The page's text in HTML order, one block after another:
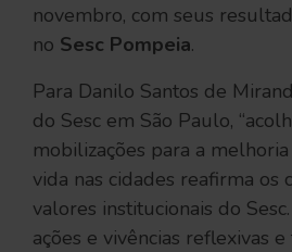
novembro, com seus
no Sesc Pompeia.
Para Danilo Santos de
do Sesc em São Paulo,
mobilizações para a
vida nas cidades reafirma os
valores institucionais do
ações e vivências reflexivas